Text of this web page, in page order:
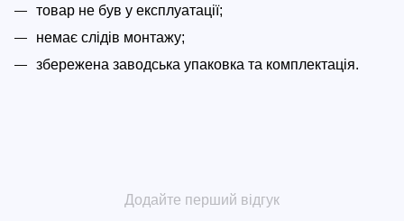
товар не був у експлуатації;
немає слідів монтажу;
збережена заводська упаковка та комплектація.
Додайте перший відгук